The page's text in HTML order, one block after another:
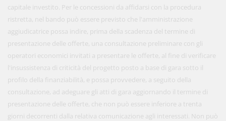
capitale investito. Per le concessioni da affidarsi con la procedura
ristretta, nel bando può essere previsto che l'amministrazione
aggiudicatrice possa indire, prima della scadenza del termine di
presentazione delle offerte, una consultazione preliminare con gli
operatori economici invitati a presentare le offerte, al fine di verificare
l'insussistenza di criticità del progetto posto a base di gara sotto il
profilo della finanziabilità, e possa provvedere, a seguito della
consultazione, ad adeguare gli atti di gara aggiornando il termine di
presentazione delle offerte, che non può essere inferiore a trenta
giorni decorrenti dalla relativa comunicazione agli interessati. Non può